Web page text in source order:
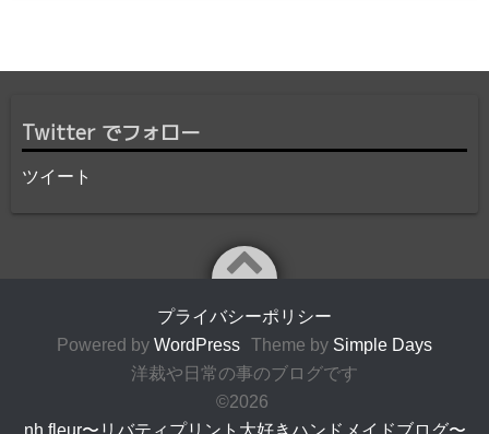
Twitter でフォロー
ツイート
プライバシーポリシー
Powered by WordPress Theme by Simple Days
洋裁や日常の事のブログです
©2026